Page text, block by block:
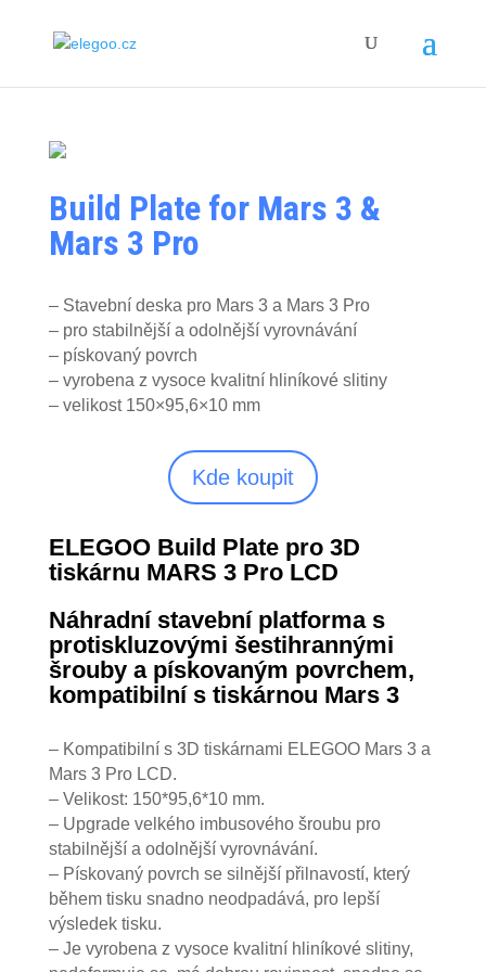
Build Plate for Mars 3 &
Mars 3 Pro
– Stavební deska pro Mars 3 a Mars 3 Pro
– pro stabilnější a odolnější vyrovnávání
– pískovaný povrch
– vyrobena z vysoce kvalitní hliníkové slitiny
– velikost 150×95,6×10 mm
Kde koupit
ELEGOO Build Plate pro 3D
tiskárnu MARS 3 Pro LCD
Náhradní stavební platforma s
protiskluzovými šestihrannými
šrouby a pískovaným povrchem,
kompatibilní s tiskárnou Mars 3
– Kompatibilní s 3D tiskárnami ELEGOO Mars 3 a
Mars 3 Pro LCD.
– Velikost: 150*95,6*10 mm.
– Upgrade velkého imbusového šroubu pro
stabilnější a odolnější vyrovnávání.
– Pískovaný povrch se silnější přilnavostí, který
během tisku snadno neodpadává, pro lepší
výsledek tisku.
– Je vyrobena z vysoce kvalitní hliníkové slitiny,